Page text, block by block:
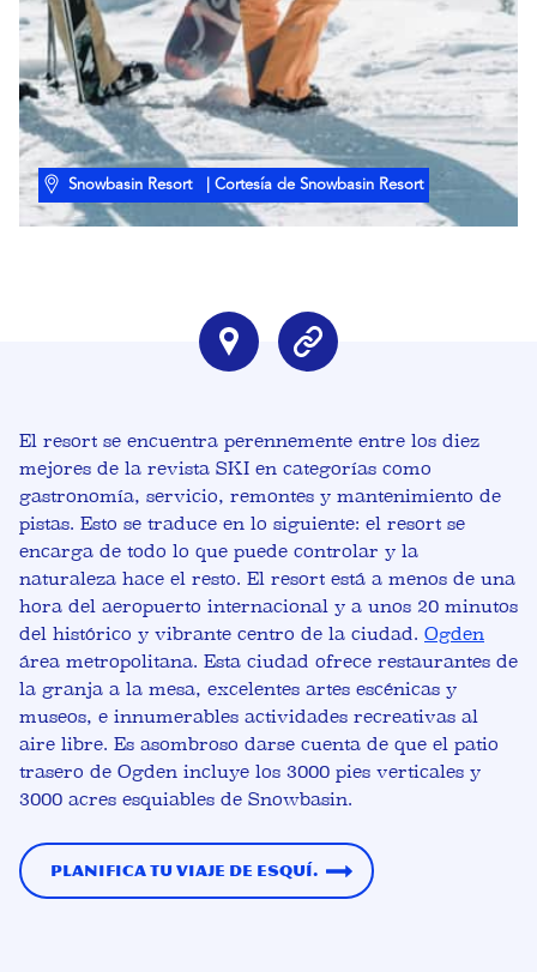
Snowbasin Resort | Cortesía de Snowbasin Resort
El resort se encuentra perennemente entre los diez
mejores de la revista SKI en categorías como
gastronomía, servicio, remontes y mantenimiento de
pistas. Esto se traduce en lo siguiente: el resort se
encarga de todo lo que puede controlar y la
naturaleza hace el resto. El resort está a menos de una
hora del aeropuerto internacional y a unos 20 minutos
del histórico y vibrante centro de la ciudad. Ogden
área metropolitana. Esta ciudad ofrece restaurantes de
la granja a la mesa, excelentes artes escénicas y
museos, e innumerables actividades recreativas al
aire libre. Es asombroso darse cuenta de que el patio
trasero de Ogden incluye los 3000 pies verticales y
3000 acres esquiables de Snowbasin.
Planifica tu viaje de esquí.